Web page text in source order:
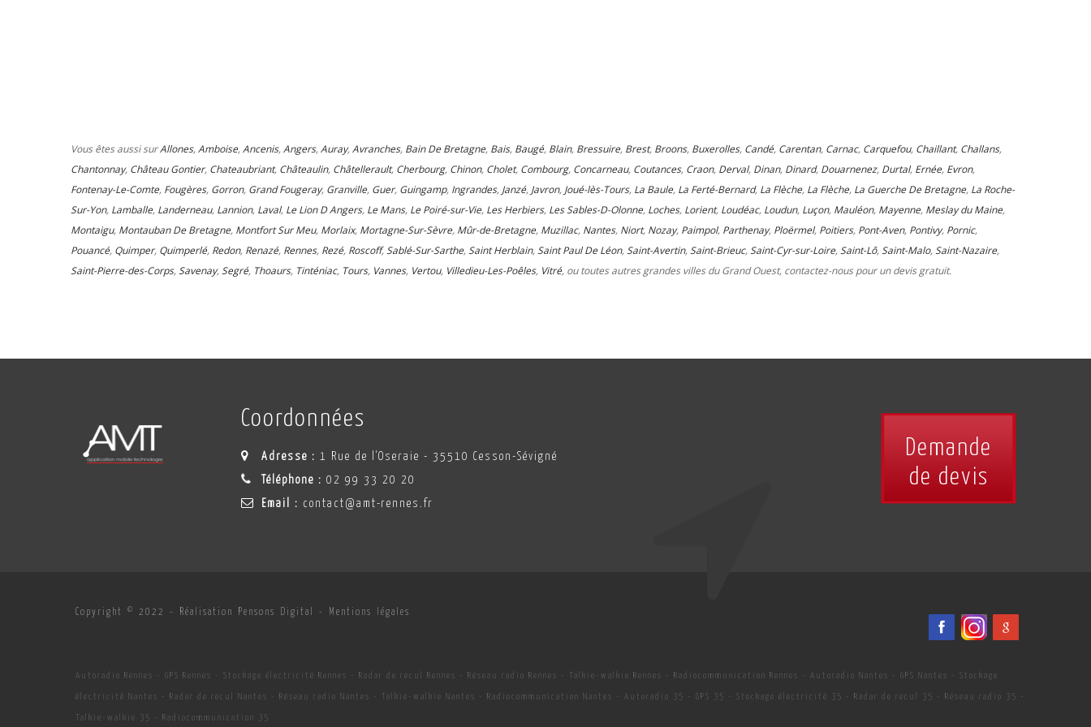
Vous êtes aussi surAllones,Amboise,Ancenis,Angers,Auray,Avranches, Bain De Bretagne, Bais, Baugé, Blain, Bressuire, Brest, Broons, Buxerolles, Candé, Carentan, Carnac, Carquefou, Chaillant, Challans,
Chantonnay, Château Gontier, Chateaubriant, Châteaulin, Châtellerault, Cherbourg, Chinon, Cholet, Combourg, Concarneau, Coutances, Craon, Derval, Dinan, Dinard, Douarnenez, Durtal, Ernée, Evron,
Fontenay-Le-Comte, Fougères, Gorron, Grand Fougeray, Granville, Guer, Guingamp, Ingrandes, Janzé, Javron, Joué-lès-Tours, La Baule, La Ferté-Bernard, La Flèche, La Flèche, La Guerche De Bretagne, La Roche-
Sur-Yon, Lamballe, Landerneau, Lannion, Laval, Le Lion D Angers, Le Mans, Le Poiré-sur-Vie, Les Herbiers, Les Sables-D-Olonne, Loches, Lorient, Loudéac, Loudun, Luçon, Mauléon, Mayenne, Meslay du Maine,
Montaigu, Montauban De Bretagne, Montfort Sur Meu, Morlaix, Mortagne-Sur-Sèvre, Mûr-de-Bretagne, Muzillac, Nantes, Niort, Nozay, Paimpol, Parthenay, Ploërmel, Poitiers, Pont-Aven, Pontivy, Pornic,
Pouancé, Quimper, Quimperlé, Redon, Renazé, Rennes, Rezé, Roscoff,Sablé-Sur-Sarthe,Saint Herblain,Saint Paul De Léon,Saint-Avertin,Saint-Brieuc,Saint-Cyr-sur-Loire,Saint-Lô,Saint-Malo,Saint-Nazaire,
Saint-Pierre-des-Corps,Savenay,Segré, Thoaurs, Tinténiac, Tours, Vannes, Vertou, Villedieu-Les-Poêles, Vitré, ou toutes autres grandes villes du Grand Ouest, contactez-nous pour un devis gratuit.
Coordonnées
Adresse : 1 Rue de l'Oseraie - 35510 Cesson-Sévigné
Téléphone : 02 99 33 20 20
Email : contact@amt-rennes.fr
Demande
de devis
Copyright © 2022 - Réalisation Pensons Digital - Mentions légales
Autoradio Rennes - GPS Rennes - Stockage électricité Rennes - Radar de recul Rennes - Réseau radio Rennes - Talkie-walkie Rennes - Radiocommunication Rennes - Autoradio Nantes - GPS Nantes - Stockage
électricité Nantes - Radar de recul Nantes - Réseau radio Nantes - Talkie-walkie Nantes - Radiocommunication Nantes - Autoradio 35 - GPS 35 - Stockage électricité 35 - Radar de recul 35 - Réseau radio 35 -
Talkie-walkie 35 - Radiocommunication 35